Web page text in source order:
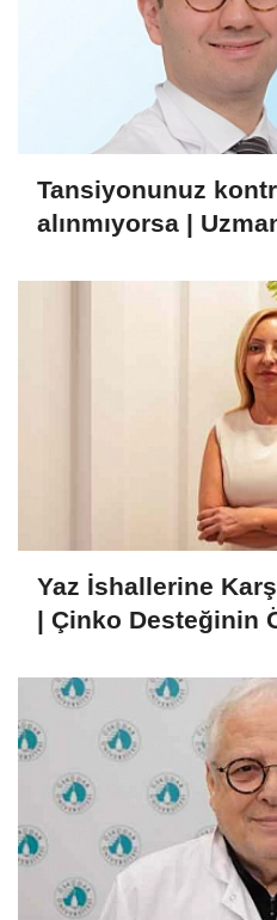
Tansiyonunuz
alınmıyorsa |
Yaz İshallerine
| Çinko Desteğinin